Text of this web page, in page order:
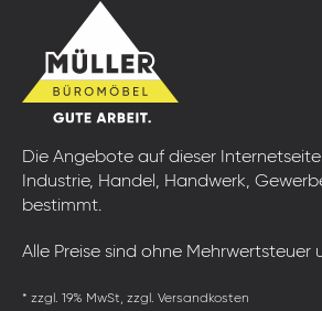
Die Angebote auf dieser
Industrie, Handel, Handwerk,
bestimmt.
Alle Preise sind ohne Mehrwertsteuer
* zzgl. 19% MwSt, zzgl. Versandkosten